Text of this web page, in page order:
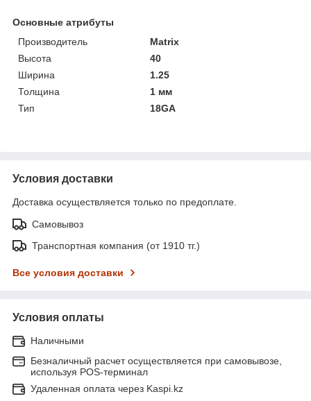
Основные атрибуты
Производитель
Matrix
Высота
40
Ширина
1.25
Толщина
1 мм
Тип
18GA
Условия доставки
Доставка осуществляется только по предоплате.
Самовывоз
Транспортная компания (от 1910 тг.)
Все условия доставки
Условия оплаты
Наличными
Безналичный расчет осуществляется при самовывозе,
используя POS-терминал
Удаленная оплата через Kaspi.kz